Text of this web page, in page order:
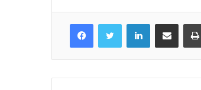
FacebookTwitter LinkedinPartagez par mail